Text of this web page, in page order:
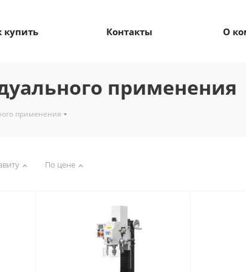
купить Контакты О
применения
применения
По цене